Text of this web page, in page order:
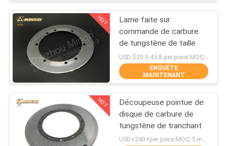
CONTRÔLE
DE
QUALITÉ
CONTACTEZ-
NOUS
NOUVELLES
Plat de carbure de
tungstène
81
77
HOT
Lame faite sur
commande de carbure
de tungstène de taille
ENQUÊTE
MAINTENANT
HOT
Découpeuse pointue de
disque de carbure de
tungstène de tranchant
USD+240+per piece MOQ:5 morceaux